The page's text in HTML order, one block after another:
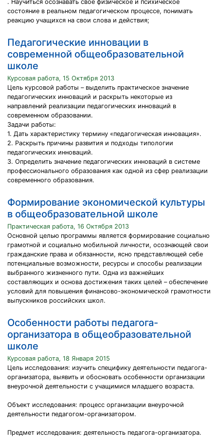
. Научиться осознавать свое физическое и психическое
состояние в реальном педагогическом процессе, понимать
реакцию учащихся на свои слова и действия;
Педагогические инновации в
современной общеобразовательной
школе
Курсовая работа, 15 Октября 2013
Цель курсовой работы – выделить практическое значение
педагогических инноваций и раскрыть некоторые из
направлений реализации педагогических инноваций в
современном образовании.
Задачи работы:
1. Дать характеристику термину «педагогическая инновация».
2. Раскрыть причины развития и подходы типологии
педагогических инноваций.
3. Определить значение педагогических инноваций в системе
профессионального образования как одной из сфер реализации
современного образования.
Формирование экономической культуры
в общеобразовательной школе
Практическая работа, 16 Октября 2013
Основной целью программы является формирование социально
грамотной и социально мобильной личности, осознающей свои
гражданские права и обязанности, ясно представляющей себе
потенциальные возможности, ресурсы и способы реализации
выбранного жизненного пути. Одна из важнейших
составляющих и основа достижения таких целей – обеспечение
условий для повышения финансово-экономической грамотности
выпускников российских школ.
Особенности работы педагога-
организатора в общеобразовательной
школе
Курсовая работа, 18 Января 2015
Цель исследования: изучить специфику деятельности педагога-
организатора, выявить и обосновать особенности организации
внеурочной деятельности с учащимися младшего возраста.
Объект исследования: процесс организации внеурочной
деятельности педагогом-организатором.
Предмет исследования: деятельность педагога-организатора.